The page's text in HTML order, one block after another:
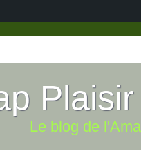
Le blog de